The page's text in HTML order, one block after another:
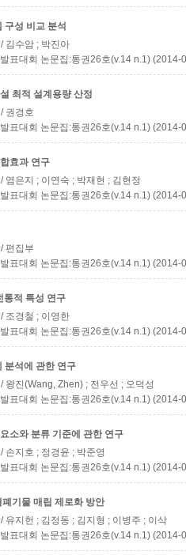
구성 비교 분석
/ 김수암 ; 박진아
표대회 논문집:통권26호(v.14 n.1) (2014-
최적 설계용량 산정
/ 권경호
표대회 논문집:통권26호(v.14 n.1) (2014-
효과 연구
/ 염은지 ; 이연숙 ; 박재현 ; 김현정
표대회 논문집:통권26호(v.14 n.1) (2014-
/ 편집부
표대회 논문집:통권26호(v.14 n.1) (2014-
통적 특성 연구
/ 조경철 ; 이영한
표대회 논문집:통권26호(v.14 n.1) (2014-
분석에 관한 연구
/ 왕진(Wang, Zhen) ; 전우선 ; 오덕성
표대회 논문집:통권26호(v.14 n.1) (2014-
소와 분류 기준에 관한 연구
/ 손지호 ; 정경윤 ; 박준영
표대회 논문집:통권26호(v.14 n.1) (2014-
기물 매립 제로화 방안
/ 유지헌 ; 김정동 ; 김지형 ; 이병주 ; 이삭
표대회 논문집:통권26호(v.14 n.1) (2014-